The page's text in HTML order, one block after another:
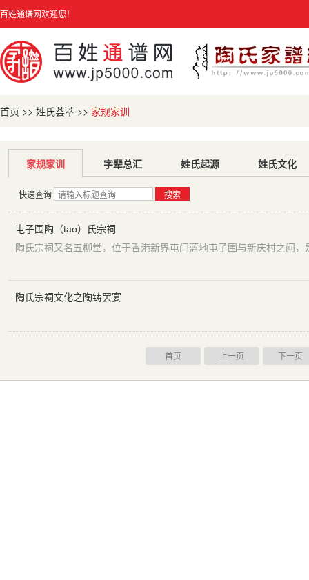
百姓通谱网欢迎您！
首页 >> 姓氏荟萃 >> 家规家训
家规家训 字辈总汇 姓氏起源 姓氏文化
快速查询 搜索
屯子围陶（tao）氏宗祠
陶氏宗祠文化之陶铸罢宴